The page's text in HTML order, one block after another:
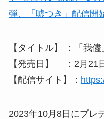
【タイトル】 ：「我儘
【発売日】 ：2月21
【配信サイト】：
2023年10月8日にプレ